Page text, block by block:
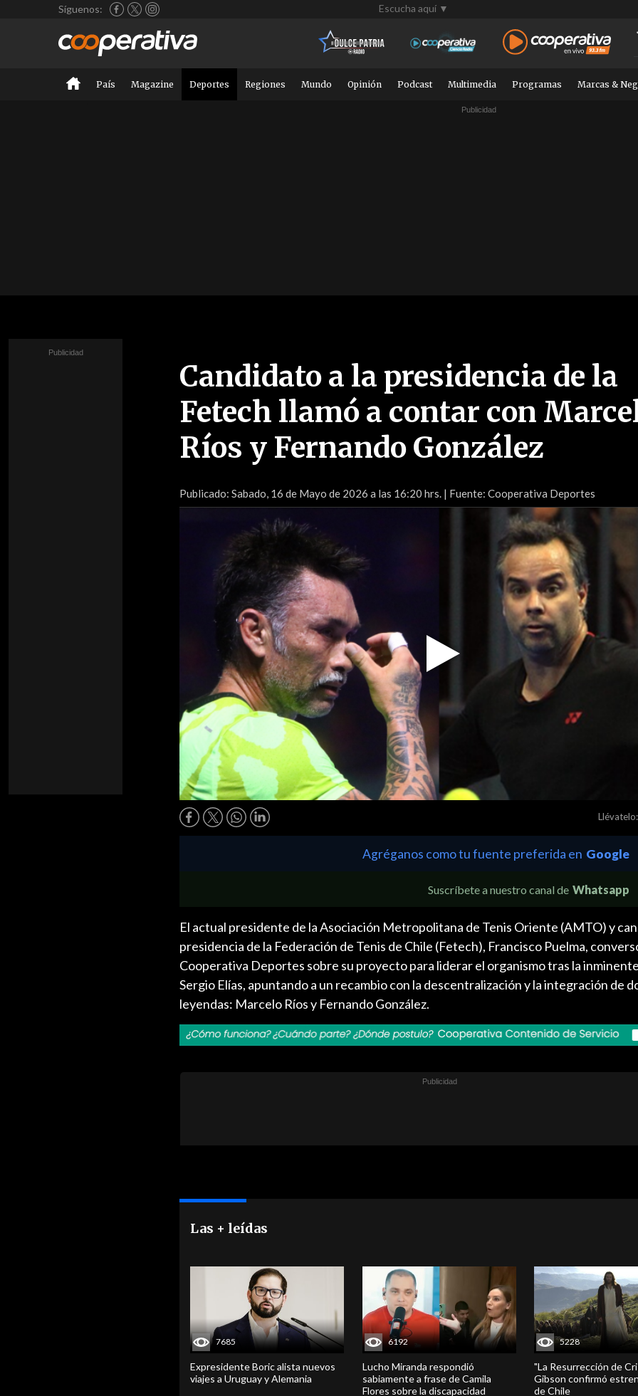
Síguenos: Escucha aquí ▼
País Magazine Deportes Regiones Mundo Opinión Podcast Multimedia Programas Marcas &
Candidato a la presidencia de la
Fetech llamó a contar con
Ríos y Fernando González
Publicado: Sabado, 16 de Mayo de 2026 a las 16:20 hrs. | Fuente: Cooperativa Deportes
Play
Video
Llévatelo:
Agréganos como tu fuente preferida en Google
Suscríbete a nuestro canal de Whatsapp
El actual presidente de la Asociación Metropolitana de Tenis Oriente (AMTO) y
presidencia de la Federación de Tenis de Chile (Fetech), Francisco Puelma,
Cooperativa Deportes sobre su proyecto para liderar el organismo tras la
Sergio Elías, apuntando a un recambio con la descentralización y la integración de
leyendas: Marcelo Ríos y Fernando González.
Las + leídas
7685
Expresidente Boric alista nuevos
viajes a Uruguay y Alemania
6192
Lucho Miranda respondió
sabiamente a frase de Camila
Flores sobre la discapacidad
5228
"La Resurrección de
Gibson confirmó
de Chile